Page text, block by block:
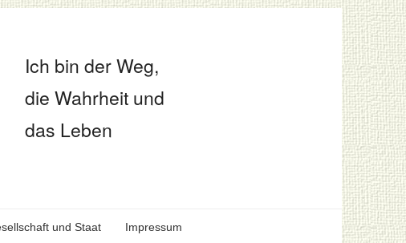
Ich bin der Weg,
die Wahrheit und
das Leben
und Staat Impressum